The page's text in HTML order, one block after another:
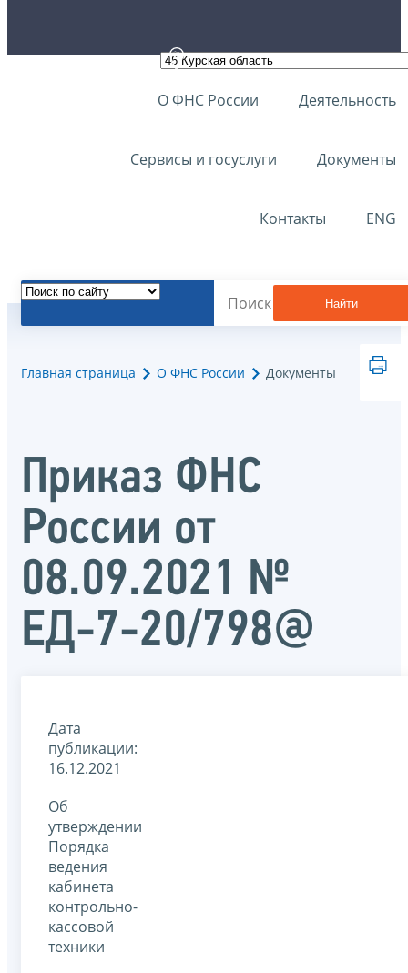
О ФНС России Деятельность
Сервисы и госуслуги Документы
Контакты ENG
Найти
Главная страница О ФНС России Документы
Приказ ФНС
России от
08.09.2021 №
ЕД-7-20/798@
Дата
публикации:
16.12.2021
Об
утверждении
Порядка
ведения
кабинета
контрольно-
кассовой
техники